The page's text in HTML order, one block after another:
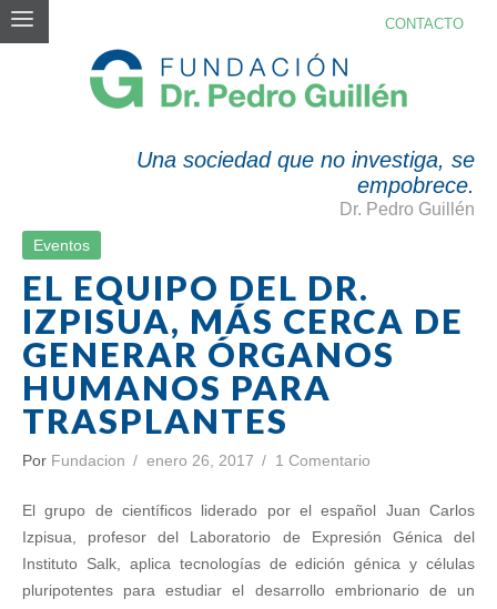
CONTACTO
Una sociedad que no investiga, se
empobrece.
Dr. Pedro Guillén
BLOG
Eventos
EL EQUIPO DEL DR.
IZPISUA, MÁS CERCA DE
GENERAR ÓRGANOS
HUMANOS PARA
TRASPLANTES
Por Fundacion enero 26, 2017 1 Comentario
El grupo de científicos liderado por el español Juan Carlos
Izpisua, profesor del Laboratorio de Expresión Génica del
Instituto Salk, aplica tecnologías de edición génica y células
pluripotentes para estudiar el desarrollo embrionario de un